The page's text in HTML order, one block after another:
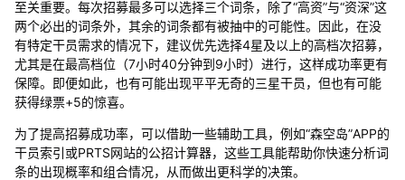
至关重要。每次招募最多可以选择三个词条，除了“高资”与“资深”这
两个必出的词条外，其余的词条都有被抽中的可能性。因此，在没
有特定干员需求的情况下，建议优先选择4星及以上的高档次招募，
尤其是在最高档位（7小时40分钟到9小时）进行，这样成功率更有
保障。即便如此，也有可能出现平平无奇的三星干员，但也有可能
获得绿票+5的惊喜。
为了提高招募成功率，可以借助一些辅助工具，例如“森空岛”APP的
干员索引或PRTS网站的公招计算器，这些工具能帮助你快速分析词
条的出现概率和组合情况，从而做出更科学的决策。